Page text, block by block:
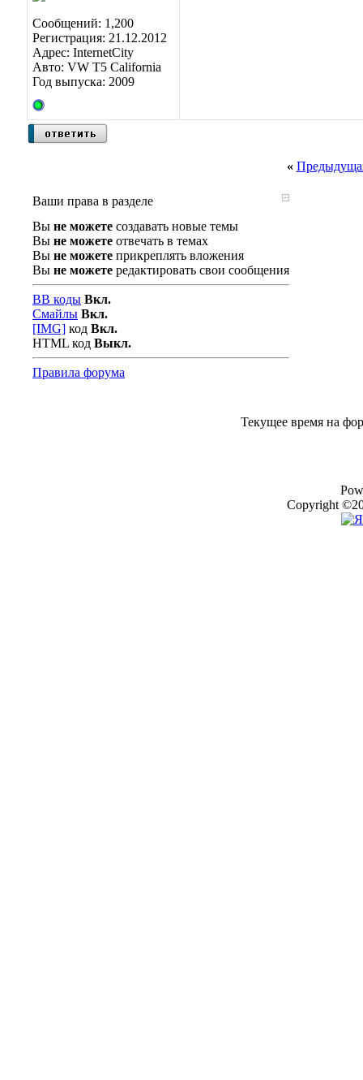
Сообщений: 1,200
Регистрация: 21.12.2012
Адрес: InternetCity
Авто: VW T5 California
Год выпуска: 2009
«
Ваши права в разделе
Вы не можете создавать новые темы
Вы не можете отвечать в темах
Вы не можете прикреплять вложения
Вы не можете редактировать свои сообщения
BB коды Вкл.
Смайлы Вкл.
[IMG] код Вкл.
HTML код Выкл.
Правила форума
Текущее время на
Copyright